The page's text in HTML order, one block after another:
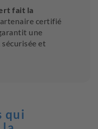
fait la
certifié
une
et
qui